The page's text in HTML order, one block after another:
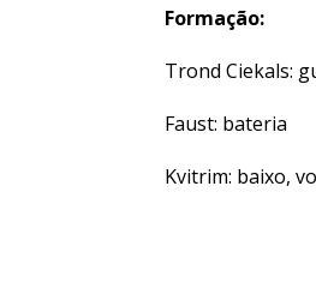
Formação:
Trond Ciekals:
Faust: bateria
Kvitrim: baixo,